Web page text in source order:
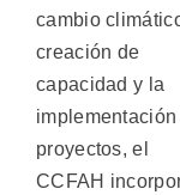
cambio
creación de
capacidad y la
implementación
proyectos, el
CCFAH